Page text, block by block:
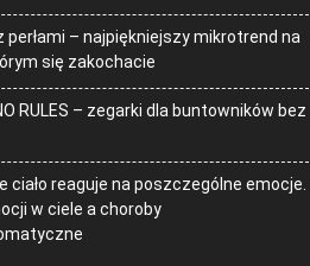
perłami – najpiękniejszy mikrotrend na
się zakochacie
RULES – zegarki dla buntowników bez
ciało reaguje na poszczególne emocje.
w ciele a choroby